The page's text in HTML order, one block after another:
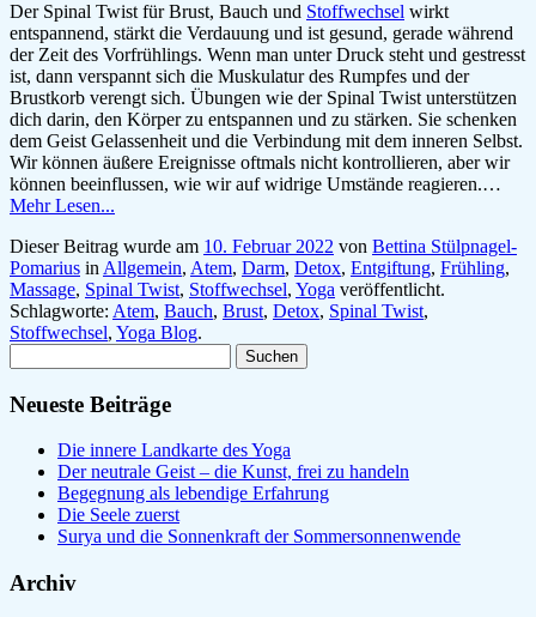
Der Spinal Twist für Brust, Bauch und Stoffwechsel wirkt
entspannend, stärkt die Verdauung und ist gesund, gerade während
der Zeit des Vorfrühlings. Wenn man unter Druck steht und gestresst
ist, dann verspannt sich die Muskulatur des Rumpfes und der
Brustkorb verengt sich. Übungen wie der Spinal Twist unterstützen
dich darin, den Körper zu entspannen und zu stärken. Sie schenken
dem Geist Gelassenheit und die Verbindung mit dem inneren Selbst.
Wir können äußere Ereignisse oftmals nicht kontrollieren, aber wir
können beeinflussen, wie wir auf widrige Umstände reagieren.…
Mehr Lesen...
Dieser Beitrag wurde am 10. Februar 2022 von Bettina Stülpnagel-
Pomarius in Allgemein, Atem, Darm, Detox, Entgiftung, Frühling,
Massage, Spinal Twist, Stoffwechsel, Yoga veröffentlicht.
Schlagworte: Atem, Bauch, Brust, Detox, Spinal Twist,
Stoffwechsel, Yoga Blog.
nach:
Neueste Beiträge
Die innere Landkarte des Yoga
Der neutrale Geist – die Kunst, frei zu handeln
Begegnung als lebendige Erfahrung
Die Seele zuerst
Surya und die Sonnenkraft der Sommersonnenwende
Archiv